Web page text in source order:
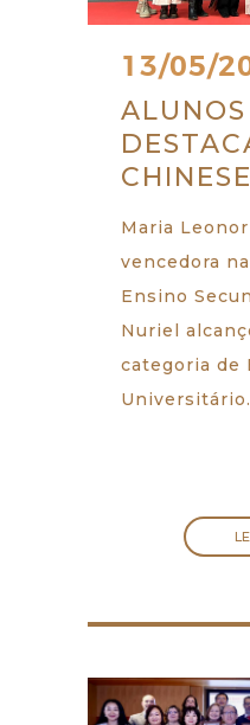
13/05/
Maria
vencedora
Ensino
Nuriel
categoria de
Universitário.